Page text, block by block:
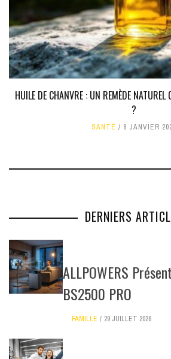
HUILE DE CHANVRE : UN REMÈDE NATUREL
?
SANTÉ 8 JANVIER
DERNIERS
ALLPOWERS
BS2500 PRO
FAMILLE 29 JUILLET 2026